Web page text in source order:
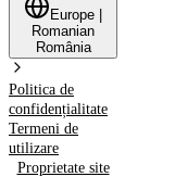
Europe
Romanian
România
Politica de
confidențialitate
Termeni de
utilizare
Proprietate site